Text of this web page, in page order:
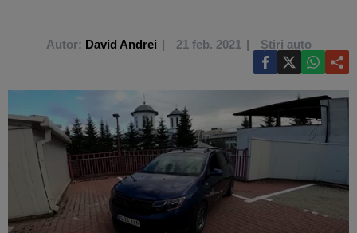
Autor: David Andrei 21 feb. 2021 Știri auto